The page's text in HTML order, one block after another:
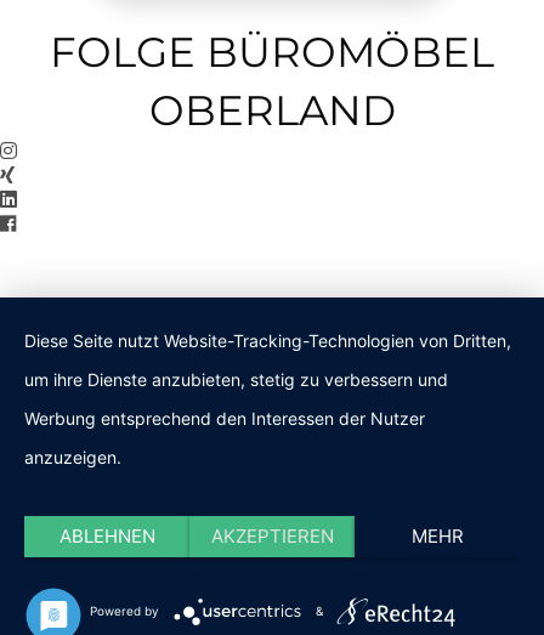
FOLGE BÜROMÖBEL
OBERLAND
Diese Seite nutzt Website-Tracking-Technologien von Dritten,
um ihre Dienste anzubieten, stetig zu verbessern und
Werbung entsprechend den Interessen der Nutzer
anzuzeigen.
ABLEHNEN AKZEPTIEREN MEHR
Powered by &